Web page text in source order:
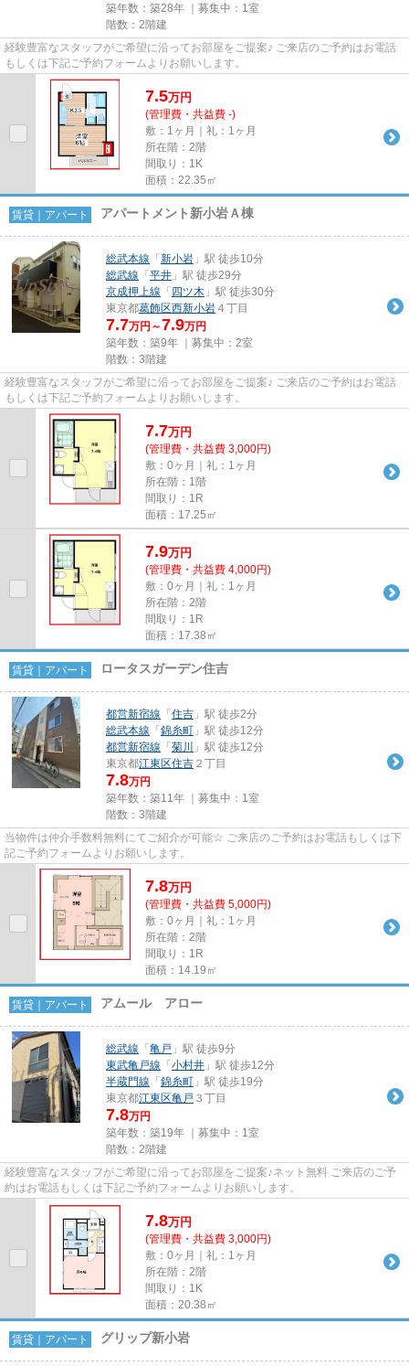
築年数：築28年 ｜募集中： 1室
階数：2階建
経験豊富なスタッフがご希望に沿ってお部屋をご提案♪ ご来店のご予約はお電話
もしくは下記ご予約フォームよりお願いします。
7.5万円
(管理費・共益費 -)
敷：1ヶ月｜礼：1ヶ月
所在階：2階
間取り：1K
面積：22.35㎡
賃貸｜アパート アパートメント新小岩Ａ棟
総武本線 「 新小岩 」駅 徒歩10分
総武線 「 平井 」駅 徒歩29分
京成押上線 「 四ツ木 」駅 徒歩30分
東京都葛飾区西新小岩 ４丁目
7.7万円～7.9万円
築年数：築9年 ｜募集中： 2室
階数：3階建
経験豊富なスタッフがご希望に沿ってお部屋をご提案♪ ご来店のご予約はお電話
もしくは下記ご予約フォームよりお願いします。
7.7万円
(管理費・共益費 3,000円)
敷：0ヶ月｜礼：1ヶ月
所在階：1階
間取り：1R
面積：17.25㎡
7.9万円
(管理費・共益費 4,000円)
敷：0ヶ月｜礼：1ヶ月
所在階：2階
間取り：1R
面積：17.38㎡
賃貸｜アパート ロータスガーデン住吉
都営新宿線 「 住吉 」駅 徒歩2分
総武本線 「 錦糸町 」駅 徒歩12分
都営新宿線 「 菊川
」駅 徒歩12分
東京都江東区住吉 ２丁目
7.8万円
築年数：築11年 ｜募集中： 1室
階数：3階建
当物件は仲介手数料無料にてご紹介が可能☆ ご来店のご予約はお電話もしくは下
記ご予約フォームよりお願いします。
7.8万円
(管理費・共益費 5,000円)
敷：0ヶ月｜礼：1ヶ月
所在階：2階
間取り：1R
面積：14.19㎡
賃貸｜アパート アムール アロー
総武線 「 亀戸 」駅 徒歩9分
東武亀戸線 「 小村井 」駅 徒歩12分
半蔵門線 「 錦糸町 」駅 徒歩19分
東京都江東区亀戸 ３丁目
7.8万円
築年数：築19年 ｜募集中： 1室
階数：2階建
経験豊富なスタッフがご希望に沿ってお部屋をご提案♪ネット無料 ご来店のご予
約はお電話もしくは下記ご予約フォームよりお願いします。
7.8万円
(管理費・共益費 3,000円)
敷：0ヶ月｜礼：1ヶ月
所在階：2階
間取り：1K
面積：20.38㎡
賃貸｜アパート グリップ新小岩